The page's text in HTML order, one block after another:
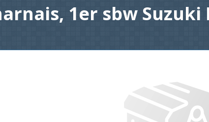
1er sbw Suzuki